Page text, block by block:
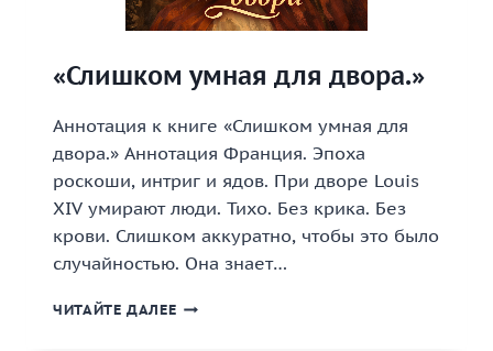
«Слишком умная для двора.»
Аннотация к книге «Слишком умная для
двора.» Аннотация Франция. Эпоха
роскоши, интриг и ядов. При дворе Louis
XIV умирают люди. Тихо. Без крика. Без
крови. Слишком аккуратно, чтобы это было
случайностью. Она знает…
ЧИТАЙТЕ ДАЛЕЕ «СЛИШКОМ